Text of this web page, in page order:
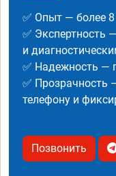
✅ Опыт — более
✅ Экспертность
и
✅ Надежность —
✅ Прозрачность
телефону и
Позвонить